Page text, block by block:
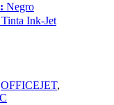
Negro
Tinta Ink-Jet
OFFICEJET,